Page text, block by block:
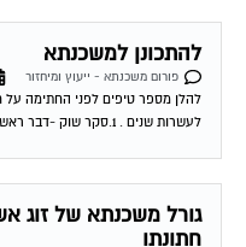
להתכונן למשכנתא
פורום משכנתא - ייעוץ ומיחזור
להלן מספר טיפים לפני החתימה על
לעשרות שנים . 1.סקר שוק -דבר ראשון מומלץ לעשות שיעורי בית . shopping...
גורל משכנתא של זוג
חתונתו
פורום משכנתא - ייעוץ ומיחזור